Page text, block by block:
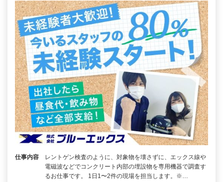
仕事内容
レントゲン検査のように、対象物を壊さずに、エックス線や
電磁波などでコンクリート内部の埋設物を専用機器で調査す
るお仕事です。 1日1〜2件の現場を担当します。※…